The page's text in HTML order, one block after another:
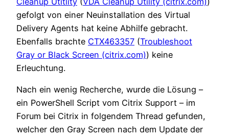
gefolgt von einer Neuinstallation des Virtual
Delivery Agents hat keine Abhilfe gebracht.
Ebenfalls brachte CTX463357 (Troubleshoot
Gray or Black Screen (citrix.com)) keine
Erleuchtung.
Nach ein wenig Recherche, wurde die Lösung –
ein PowerShell Script vom Citrix Support – im
Forum bei Citrix in folgendem Thread gefunden,
welcher den Gray Screen nach dem Update der